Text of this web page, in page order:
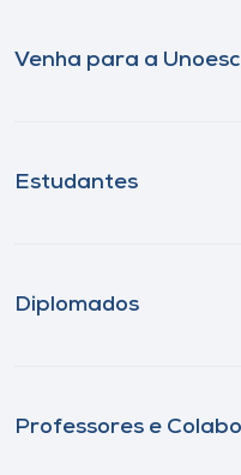
Venha para a Unoesc
Estudantes
Diplomados
Professores e